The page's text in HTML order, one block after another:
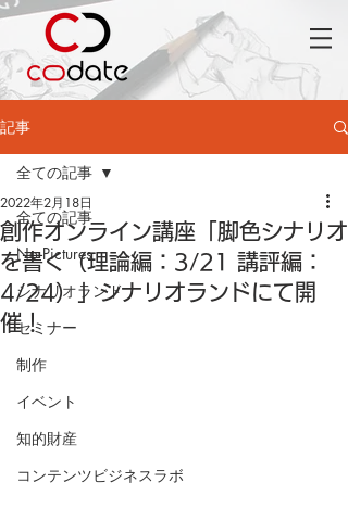
記事
全ての記事
No Pictures
シナリオランド
セミナー
制作
イベント
知的財産
コンテンツビジネスラボ
全ての記事
創作オンライン講座「脚色シナリオ
を書く（理論編：3/21 講評編：
4/24）」シナリオランドにて開
催！
2022年2月18日